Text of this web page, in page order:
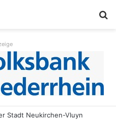
Stadt Neukirchen-Vluyn